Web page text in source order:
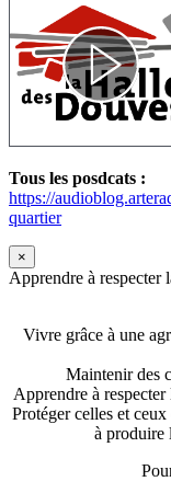
Tous les posdcats :
https://
quartier
×
Apprendre à respecter
Vivre grâce à une
Maintenir des
Apprendre à respecter
Protéger celles et
à produire